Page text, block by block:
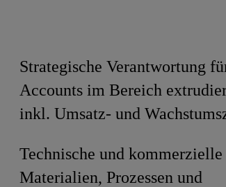
Strategische Verantwortung
Accounts im Bereich
inkl. Umsatz- und
Technische und
Materialien, Prozessen und